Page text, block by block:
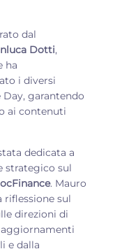
dal
Dotti,
ha
i diversi
garantendo
ai contenuti
dedicata a
strategico sul
. Mauro
riflessione sul
direzioni di
e dalla